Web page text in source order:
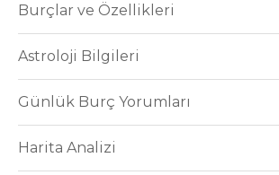
Burçlar ve Özellikleri
Astroloji Bilgileri
Günlük Burç Yorumları
Harita Analizi